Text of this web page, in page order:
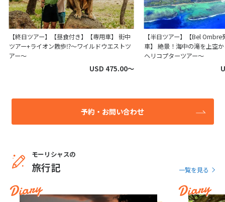
【終日ツアー】【昼食付き】【専用車】 街中
ツアー+ライオン散歩⁉～ワイルドウエストツ
アー～
USD 475.00〜
【半日ツアー】【Bel
車】 絶景！海中の滝を上空
ヘリコプターツアー～
予約・お問い合わせ
モーリシャスの
旅行記 一覧を見る
Diary Diary